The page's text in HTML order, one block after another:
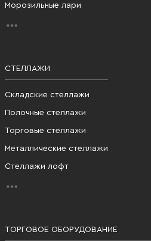
Морозильные лари
СТЕЛЛАЖИ
Складские стеллажи
Полочные стеллажи
Торговые стеллажи
Металлические стеллажи
Стеллажи лофт
ТОРГОВОЕ ОБОРУДОВАНИЕ